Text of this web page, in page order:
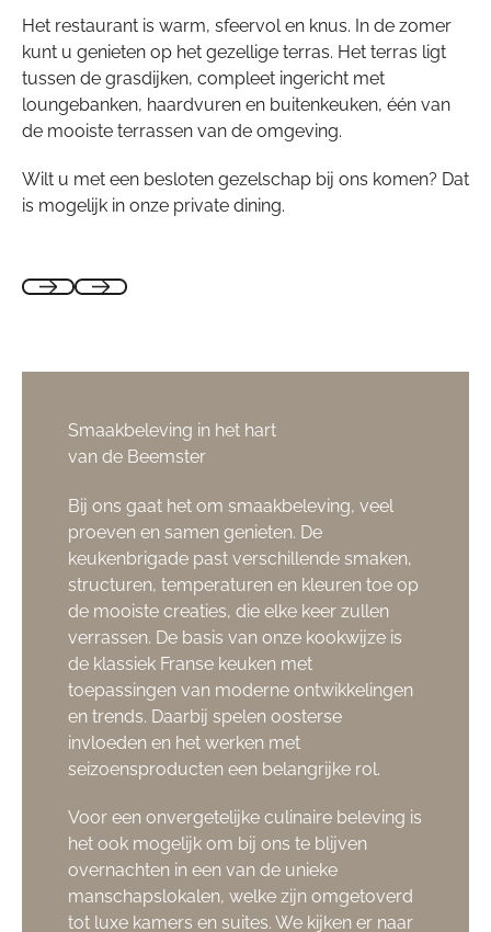
Het restaurant is warm, sfeervol en knus. In de zomer
kunt u genieten op het gezellige terras. Het terras ligt
tussen de grasdijken, compleet ingericht met
loungebanken, haardvuren en buitenkeuken, één van
de mooiste terrassen van de omgeving.
Wilt u met een besloten gezelschap bij ons komen? Dat
is mogelijk in onze private dining.
Smaakbeleving in het hart
van de Beemster
Bij ons gaat het om smaakbeleving, veel
proeven en samen genieten. De
keukenbrigade past verschillende smaken,
structuren, temperaturen en kleuren toe op
de mooiste creaties, die elke keer zullen
verrassen. De basis van onze kookwijze is
de klassiek Franse keuken met
toepassingen van moderne ontwikkelingen
en trends. Daarbij spelen oosterse
invloeden en het werken met
seizoensproducten een belangrijke rol.
Voor een onvergetelijke culinaire beleving is
het ook mogelijk om bij ons te blijven
overnachten in een van de unieke
manschapslokalen, welke zijn omgetoverd
tot luxe kamers en suites. We kijken er naar